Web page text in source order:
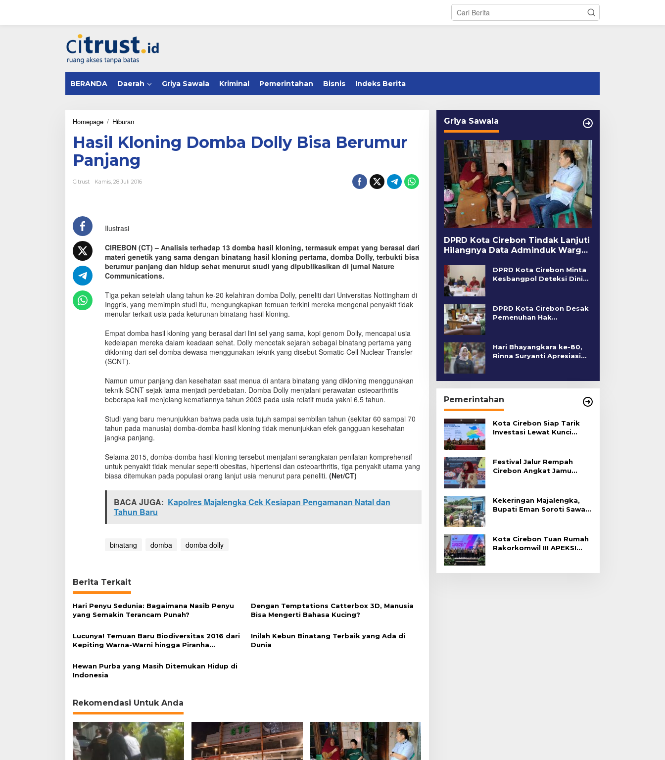
w
BERANDA Daerah Griya Sawala Kriminal Pemerintahan Bisnis Indeks Berita
Homepage / Hiburan
s
i
l
K
o
m
b
a
D
o
l
y
B
s
a
B
u
m
u
P
a
n
j
n
g
Hasil Kloning Domba Dolly Bisa Berumur
Panjang
Citrust Kamis, 28 Juli 2016
Ilustrasi
CIREBON (CT) – Analisis terhadap 13 domba hasil kloning, termasuk empat yang berasal dari
materi genetik yang sama dengan binatang hasil kloning pertama, domba Dolly, terbukti bisa
berumur panjang dan hidup sehat menurut studi yang dipublikasikan di jurnal Nature
Communications.
Tiga pekan setelah ulang tahun ke-20 kelahiran domba Dolly, peneliti dari Universitas Nottingham di
Inggris, yang memimpin studi itu, mengungkapkan temuan terkini mereka mengenai penyakit tidak
menular terkait usia pada keturunan binatang hasil kloning.
Empat domba hasil kloning yang berasal dari lini sel yang sama, kopi genom Dolly, mencapai usia
kedelapan mereka dalam keadaan sehat. Dolly mencetak sejarah sebagai binatang pertama yang
dikloning dari sel domba dewasa menggunakan teknik yang disebut Somatic-Cell Nuclear Transfer
(SCNT).
Namun umur panjang dan kesehatan saat menua di antara binatang yang dikloning menggunakan
teknik SCNT sejak lama menjadi perdebatan. Domba Dolly menjalani perawatan osteoarthritis
beberapa kali menjelang kematiannya tahun 2003 pada usia relatif muda yakni 6,5 tahun.
Studi yang baru menunjukkan bahwa pada usia tujuh sampai sembilan tahun (sekitar 60 sampai 70
tahun pada manusia) domba-domba hasil kloning tidak menunjukkan efek gangguan kesehatan
jangka panjang.
Selama 2015, domba-domba hasil kloning tersebut menjalani serangkaian penilaian komprehensif
untuk penyakit tidak menular seperti obesitas, hipertensi dan osteoarthritis, tiga penyakit utama yang
biasa ditemukan pada populasi orang lanjut usia menurut para peneliti. (Net/CT)
BACA JUGA: Kapolres Majalengka Cek Kesiapan Pengamanan Natal dan
Tahun Baru
binatang domba domba dolly
Berita Terkait
Hari Penyu Sedunia: Bagaimana Nasib Penyu
yang Semakin Terancam Punah?
Dengan Temptations Catterbox 3D, Manusia
Bisa Mengerti Bahasa Kucing?
Lucunya! Temuan Baru Biodiversitas 2016 dari
Kepiting Warna-Warni hingga Piranha
Inilah Kebun Binatang Terbaik yang Ada di
Dunia
Hewan Purba yang Masih Ditemukan Hidup di
Indonesia
Rekomendasi Untuk Anda
Griya Sawala
DPRD Kota Cirebon Tindak Lanjuti
Hilangnya Data Adminduk Warga
DPRD Kota Cirebon Minta
Kesbangpol Deteksi Dini
DPRD Kota Cirebon Desak
Pemenuhan Hak
Hari Bhayangkara ke-80,
Rinna Suryanti Apresiasi
Pemerintahan
Kota Cirebon Siap Tarik
Investasi Lewat Kunci
Festival Jalur Rempah
Cirebon Angkat Jamu
Kekeringan Majalengka,
Bupati Eman Soroti Sawah
Kota Cirebon Tuan Rumah
Rakorkomwil III APEKSI